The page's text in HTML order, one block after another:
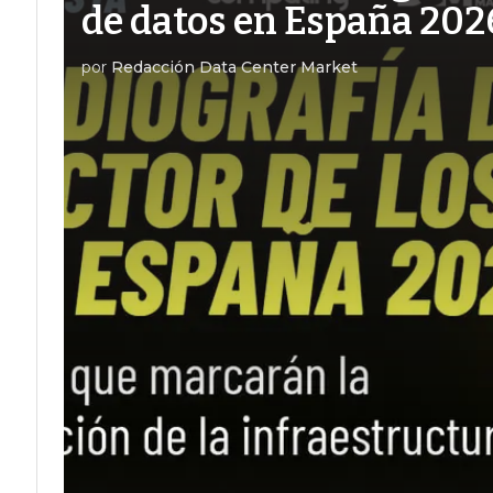
de datos en España
por Redacción Data Center Market